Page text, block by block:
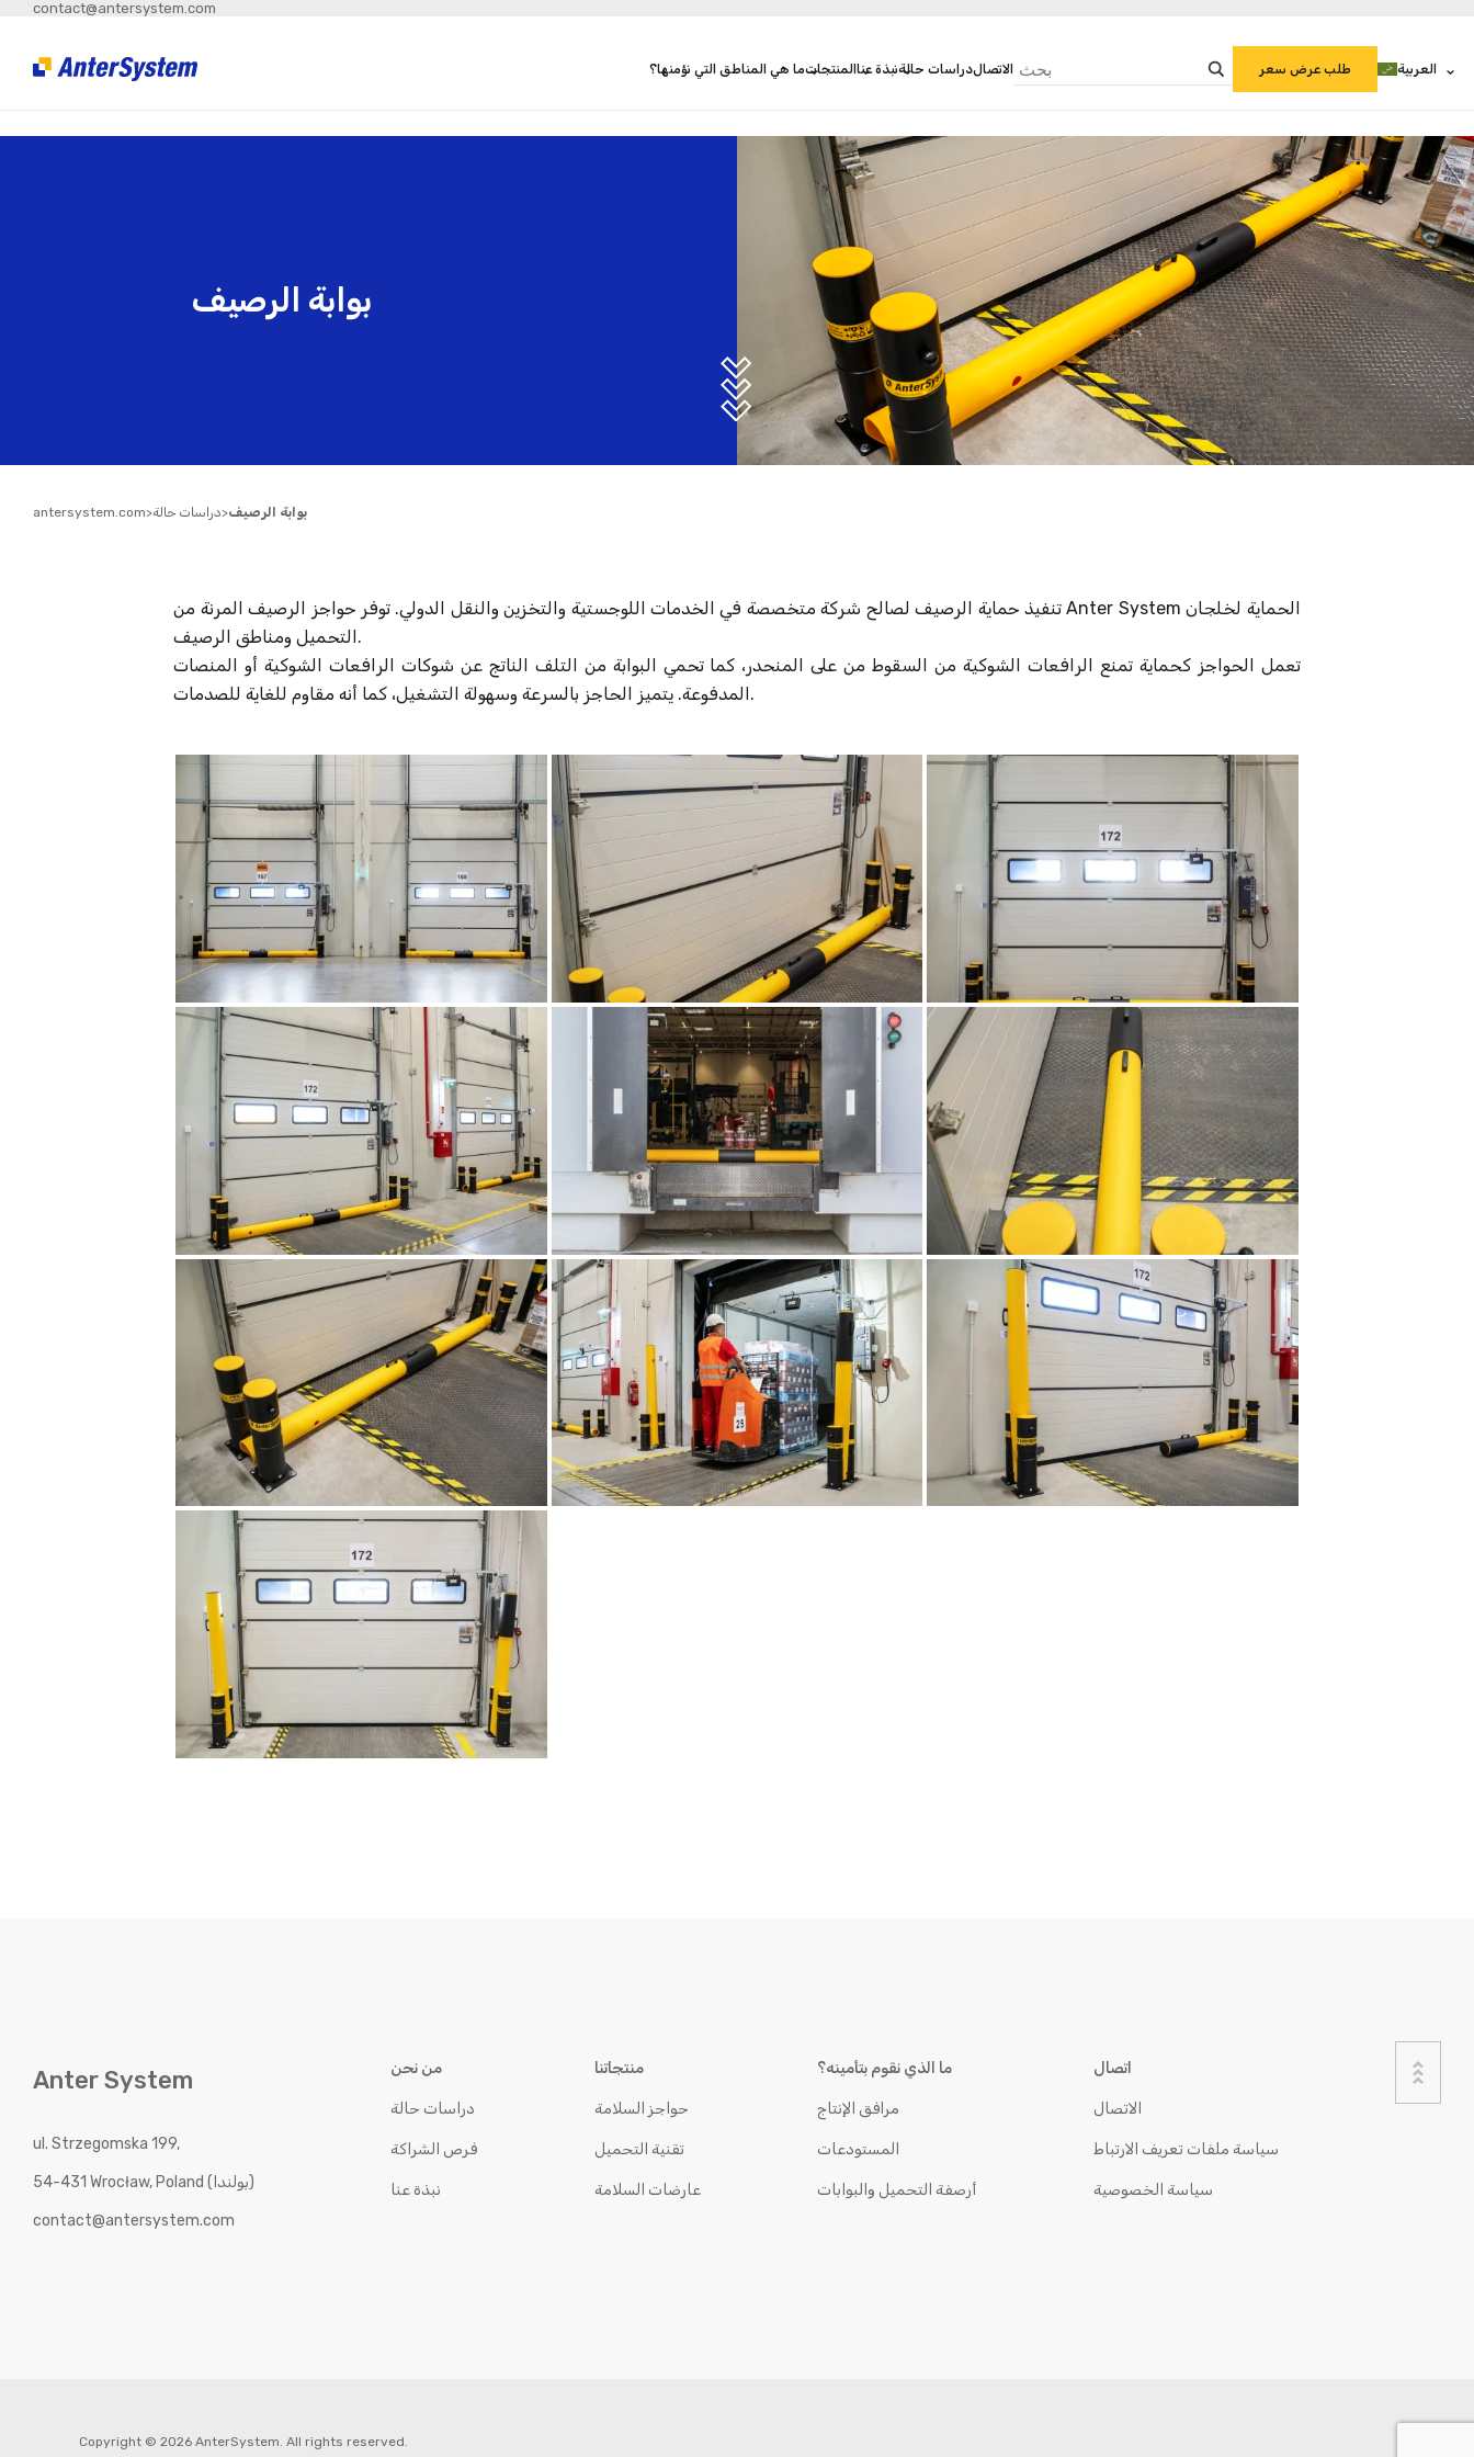
contact@antersystem.com
ما هي المناطق التي نؤمنها؟المنتجاتنبذة عنادراسات حالةالاتصال طلب عرض سعر العربية
بوابة الرصيف
antersystem.com>دراسات حالة>بوابة الرصيف
تنفيذ حماية الرصيف لصالح شركة متخصصة في الخدمات اللوجستية والتخزين والنقل الدولي. توفر حواجز الرصيف المرنة من Anter System الحماية لخلجان
التحميل ومناطق الرصيف.
تعمل الحواجز كحماية تمنع الرافعات الشوكية من السقوط من على المنحدر، كما تحمي البوابة من التلف الناتج عن شوكات الرافعات الشوكية أو المنصات
المدفوعة. يتميز الحاجز بالسرعة وسهولة التشغيل، كما أنه مقاوم للغاية للصدمات.
Anter System
ul. Strzegomska 199,
54-431 Wrocław, Poland (بولندا)
contact@antersystem.com
من نحن
دراسات حالة
فرص الشراكة
نبذة عنا
منتجاتنا
حواجز السلامة
تقنية التحميل
عارضات السلامة
ما الذي نقوم بتأمينه؟
مرافق الإنتاج
المستودعات
أرصفة التحميل والبوابات
اتصال
الاتصال
سياسة ملفات تعريف الارتباط
سياسة الخصوصية
Copyright © 2026 AnterSystem. All rights reserved.